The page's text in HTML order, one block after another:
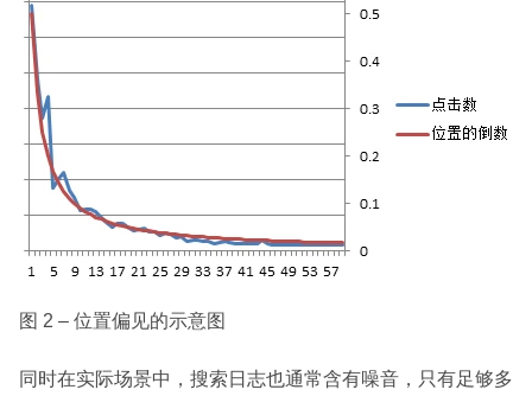
图 2 – 位置偏见的示意图
同时在实际场景中，搜索日志也通常含有噪音，只有足够多